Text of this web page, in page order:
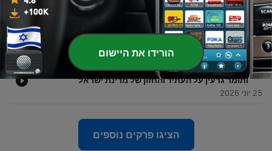
8
הרמטכ"ל לשעבר גדי איזנקוט
02 יולי 2026
7
- הרמטכ״ל לשעבר גדי איזנקוט בשיחה עם יובל זאושניצר
ותומר גרעין על העתיד והחזון של מדינת ישראל
25 יוני 2026
הציגו פרקים נוספים
הורידו את היישום